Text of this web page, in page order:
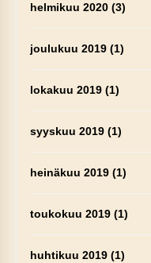
helmikuu 2020(3)
joulukuu 2019(1)
lokakuu 2019(1)
syyskuu 2019(1)
heinäkuu 2019(1)
toukokuu 2019(1)
huhtikuu 2019(1)